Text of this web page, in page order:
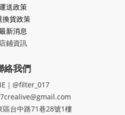
送政策
換貨政策
新消息
店鋪資訊
絡我們
｜@filter_017
區台中路71巷28號1樓